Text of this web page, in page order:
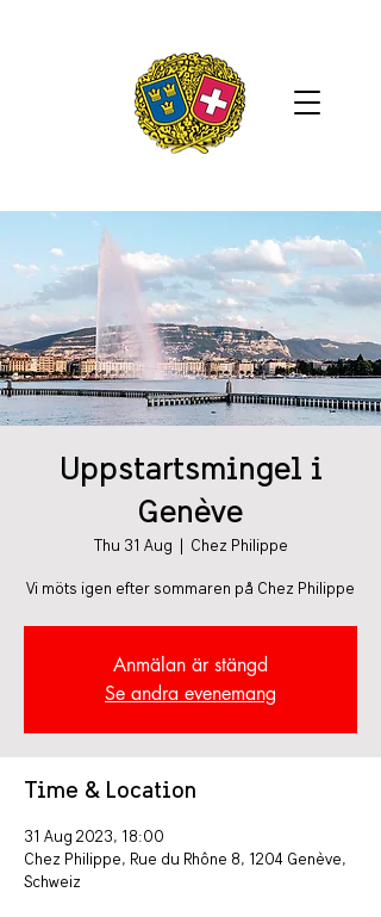
Uppstartsmingel i
Genève
Thu 31 Aug Chez Philippe
Vi möts igen efter sommaren på Chez Philippe
Anmälan är stängd
Se andra evenemang
Time & Location
31 Aug 2023, 18:00
Chez Philippe, Rue du Rhône 8, 1204 Genève,
Schweiz